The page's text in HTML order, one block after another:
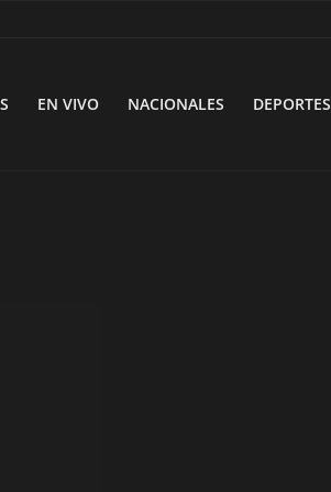
EN VIVO NACIONALES DEPORTES